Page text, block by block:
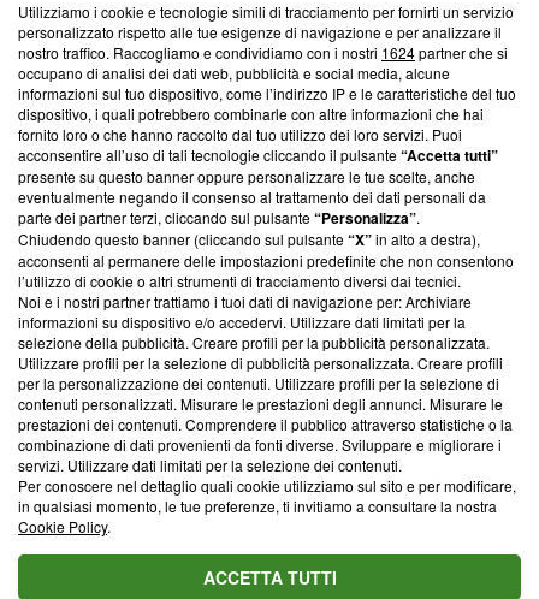
Questa sezione offre informazioni trasparenti su Blasting
News, sui nostri processi editoriali e su come ci impegniamo a
creare news di qualità. Inoltre, afferma la nostra aderenza a
‘Trust Project - News with Integrity’Blasting News non è
ancora membro del programma, ma ha richiesto di farne
parte; Trust Project non ha ancora effettuato una verifica di
conformità agli standard.
Su di noi
Team editoriale
Corporate
Redazione
Informativa Privacy
Cookie Policy
Blasting SA, IDI CHE-247.845.224, Via Carlo Frasca, 3 - 6900
Lugano (Svizzera) Tel:+39 0690258937
© 2026 Blasting News
Utilizziamo i cookie e tecnologie simili di tracciamento per fornirti un servizio
personalizzato rispetto alle tue esigenze di navigazione e per analizzare il
nostro traffico. Raccogliamo e condividiamo con i nostri 1624partner che si
occupano di analisi dei dati web, pubblicità e social media, alcune
informazioni sul tuo dispositivo, come l’indirizzo IP e le caratteristiche del tuo
dispositivo, i quali potrebbero combinarle con altre informazioni che hai
fornito loro o che hanno raccolto dal tuo utilizzo dei loro servizi. Puoi
acconsentire all’uso di tali tecnologie cliccando il pulsante“Accetta tutti”
presente su questo banner oppure personalizzare le tue scelte, anche
eventualmente negando il consenso al trattamento dei dati personali da
parte dei partner terzi, cliccando sul pulsante“Personalizza”.
Chiudendo questo banner (cliccando sul pulsante“X”in alto a destra),
acconsenti al permanere delle impostazioni predefinite che non consentono
l’utilizzo di cookie o altri strumenti di tracciamento diversi dai tecnici.
Noi e i nostri partner trattiamo i tuoi dati di navigazione per: Archiviare
informazioni su dispositivo e/o accedervi. Utilizzare dati limitati per la
selezione della pubblicità. Creare profili per la pubblicità personalizzata.
Utilizzare profili per la selezione di pubblicità personalizzata. Creare profili
per la personalizzazione dei contenuti. Utilizzare profili per la selezione di
contenuti personalizzati. Misurare le prestazioni degli annunci. Misurare le
prestazioni dei contenuti. Comprendere il pubblico attraverso statistiche o la
combinazione di dati provenienti da fonti diverse. Sviluppare e migliorare i
servizi. Utilizzare dati limitati per la selezione dei contenuti.
Per conoscere nel dettaglio quali cookie utilizziamo sul sito e per modificare,
in qualsiasi momento, le tue preferenze, ti invitiamo a consultare la nostra
Cookie Policy.
ACCETTA TUTTI